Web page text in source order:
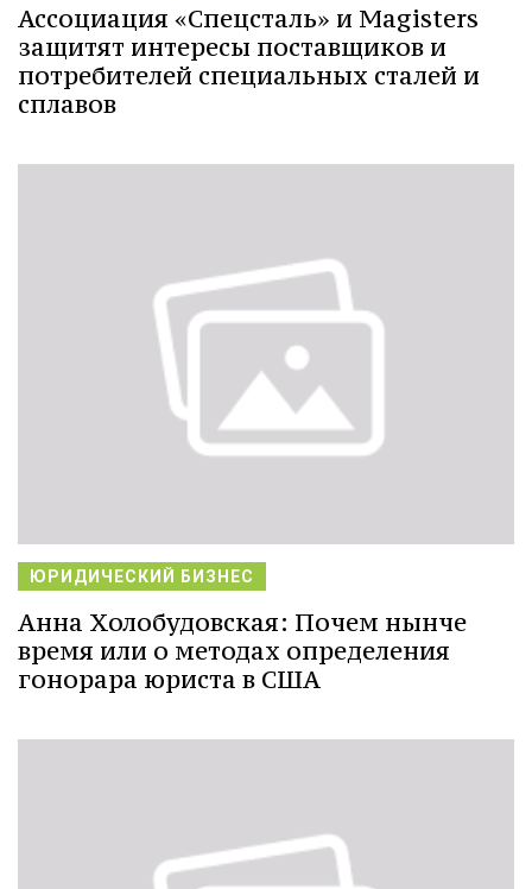
Ассоциация «Спецсталь» и Magisters
защитят интересы поставщиков и
потребителей специальных сталей и
сплавов
ЮРИДИЧЕСКИЙ БИЗНЕС
Анна Холобудовская: Почем нынче
время или о методах определения
гонорара юриста в США